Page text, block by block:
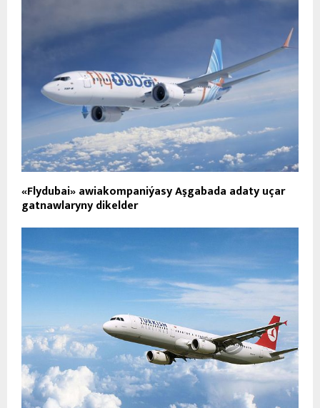
«Flydubai» awiakompaniýasy Aşgabada adaty uçar
gatnawlaryny dikelder